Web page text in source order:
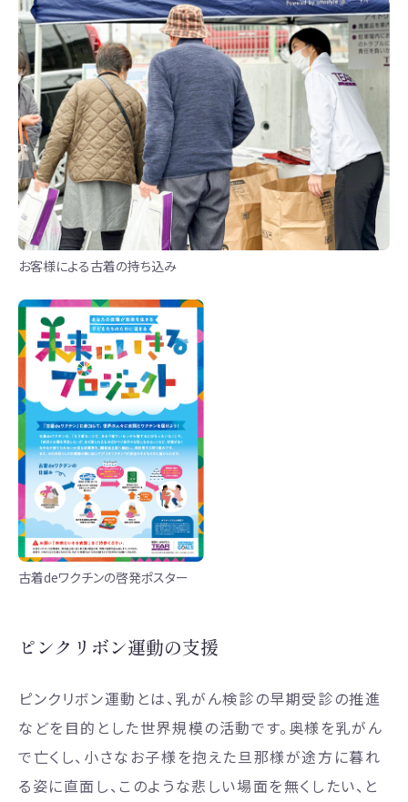
お客様による古着の持ち込み
古着deワクチンの啓発ポスター
ピンクリボン運動の支援
ピンクリボン運動とは、乳がん検診の早期受診の推進
などを目的とした世界規模の活動です。奥様を乳がん
で亡くし、小さなお子様を抱えた旦那様が途方に暮れ
る姿に直面し、このような悲しい場面を無くしたい、と